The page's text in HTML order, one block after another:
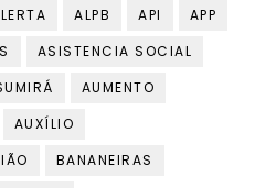
ALPB API
APP
ASISTENCIA SOCIAL
AUMENTO
AUXÍLIO
BANANEIRAS